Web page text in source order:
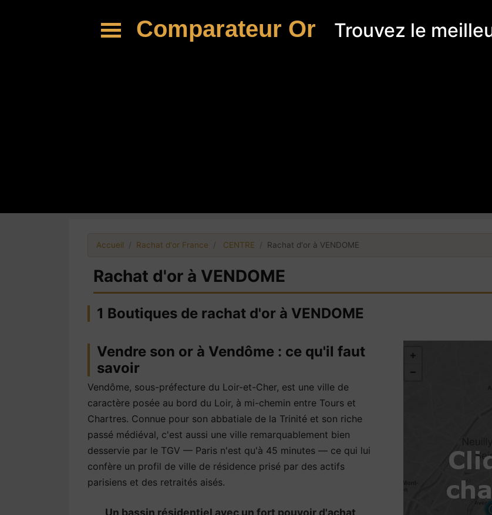
Comparateur Or Trouvez le
Accueil Rachat d'or France CENTRE Rachat d'or à VENDOME
Rachat d'or à VENDOME
1 Boutiques de rachat d'or à VENDOME
Vendre son or à Vendôme : ce qu'il faut
savoir
Vendôme, sous-préfecture du Loir-et-Cher, est une ville de
caractère posée au bord du Loir, à mi-chemin entre Tours et
Chartres. Connue pour son abbatiale de la Trinité et son riche
passé médiéval, c'est aussi une ville remarquablement bien
desservie par le TGV — Paris n'est qu'à 45 minutes — ce qui lui
confère un profil de ville de résidence prisé par des actifs
parisiens et des retraités aisés.
Un bassin résidentiel avec un fort pouvoir d'achat